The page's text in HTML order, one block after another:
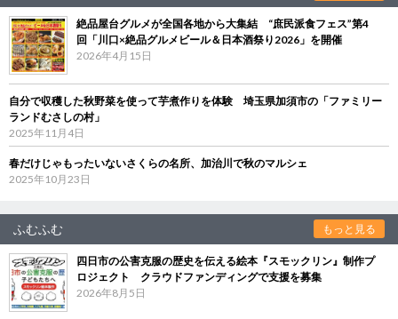
絶品屋台グルメが全国各地から大集結 “庶民派食フェス”第4
回「川口×絶品グルメビール＆日本酒祭り2026」を開催
2026年4月15日
自分で収穫した秋野菜を使って芋煮作りを体験 埼玉県加須市の「ファミリー
ランドむさしの村」
2025年11月4日
春だけじゃもったいないさくらの名所、加治川で秋のマルシェ
2025年10月23日
ふむふむ もっと見る
四日市の公害克服の歴史を伝える絵本『スモックリン』制作プ
ロジェクト クラウドファンディングで支援を募集
2026年8月5日